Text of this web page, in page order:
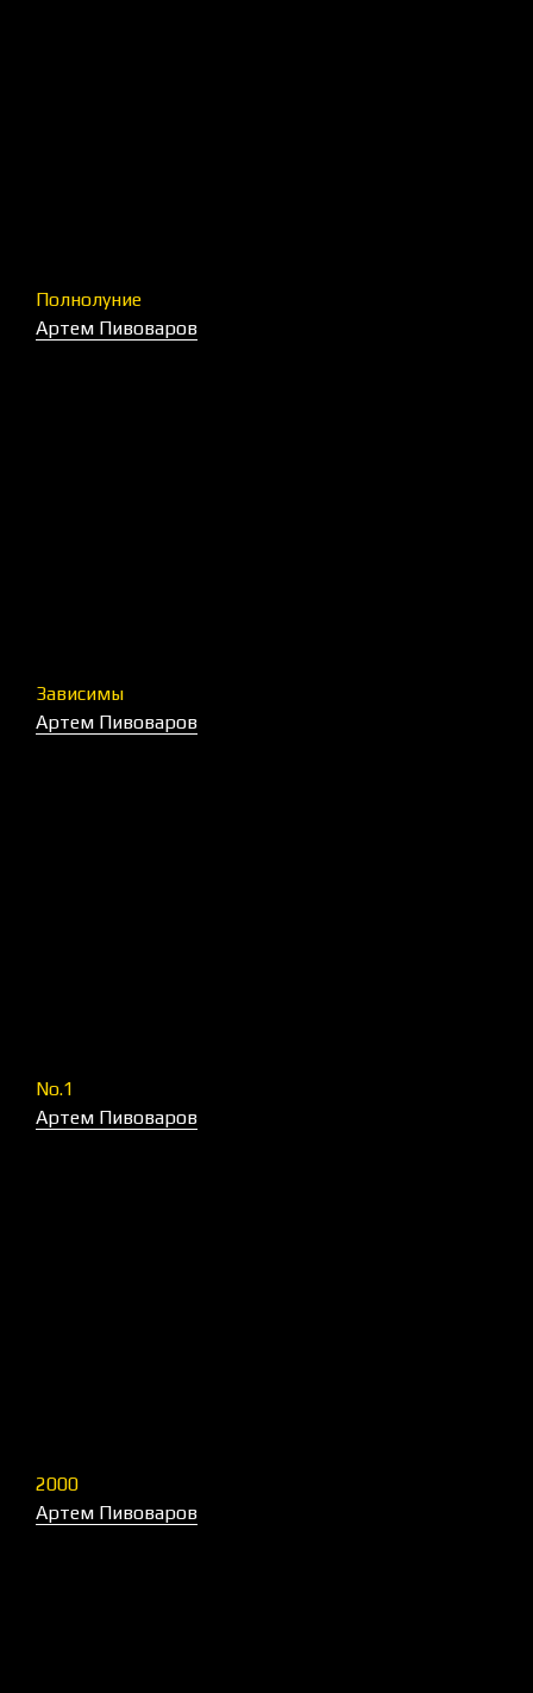
Полнолуние
Артем Пивоваров
Зависимы
Артем Пивоваров
No.1
Артем Пивоваров
2000
Артем Пивоваров